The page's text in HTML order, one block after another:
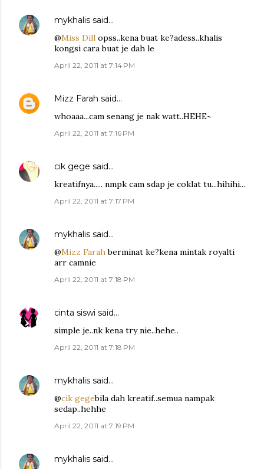
mykhalis said…
@Miss Dill opss..kena buat ke?adess..khalis
kongsi cara buat je dah le
April 22, 2011 at 7:14 PM
Mizz Farah said…
whoaaa...cam senang je nak watt..HEHE~
April 22, 2011 at 7:16 PM
cik gege said…
kreatifnya..... nmpk cam sdap je coklat tu...hihihi...
April 22, 2011 at 7:17 PM
mykhalis said…
@Mizz Farahberminat ke?kena mintak royalti
arr camnie
April 22, 2011 at 7:18 PM
cinta siswi said…
simple je..nk kena try nie..hehe..
April 22, 2011 at 7:18 PM
mykhalis said…
@cik gegebila dah kreatif..semua nampak
sedap..hehhe
April 22, 2011 at 7:19 PM
mykhalis said…